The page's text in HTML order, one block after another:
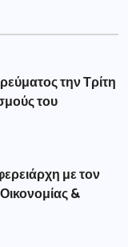
την Τρίτη
του
με τον
&